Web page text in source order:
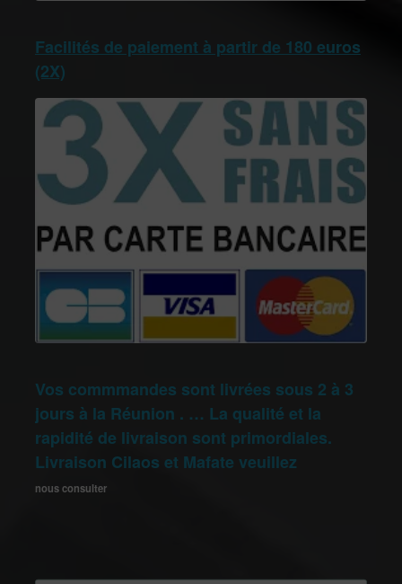
Facilités de paiement à partir de 180 euros
(2X)
Vos commmandes sont livrées sous 2 à 3
jours à la Réunion . … La qualité et la
rapidité de livraison sont primordiales.
Livraison Cilaos et Mafate veuillez
nous consulter